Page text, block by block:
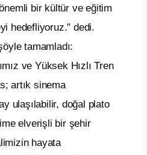
bir kültür ve eğitim
hedefliyoruz." dedi.
tamamladı:
ve Yüksek Hızlı Tren
artık sinema
ulaşılabilir, doğal plato
elverişli bir şehir
hayata